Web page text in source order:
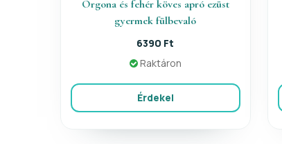
Orgona és fehér köves apró ezüst
gyermek fülbevaló
6390 Ft
Raktáron
Érdekel